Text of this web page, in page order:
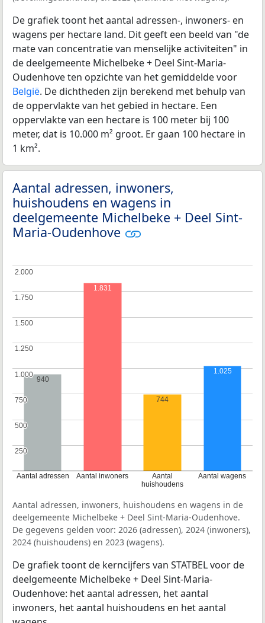
De grafiek toont het aantal adressen-, inwoners- en
wagens per hectare land. Dit geeft een beeld van "de
mate van concentratie van menselijke activiteiten" in
de deelgemeente Michelbeke + Deel Sint-Maria-
Oudenhove ten opzichte van het gemiddelde voor
België. De dichtheden zijn berekend met behulp van
de oppervlakte van het gebied in hectare. Een
oppervlakte van een hectare is 100 meter bij 100
meter, dat is 10.000 m² groot. Er gaan 100 hectare in
1 km².
Aantal adressen, inwoners,
huishoudens en wagens in
deelgemeente Michelbeke + Deel Sint-
Maria-Oudenhove
Aantal adressen Aantal inwoners
Aantal
huishoudens
Aantal wagens
250
250
500
500
750
750
1.000
1.000
1.250
1.250
1.500
1.500
1.750
1.750
2.000
2.000
940
1.831
744
1.025
Aantal adressen, inwoners, huishoudens en wagens in de
deelgemeente Michelbeke + Deel Sint-Maria-Oudenhove.
De gegevens gelden voor: 2026 (adressen), 2024 (inwoners),
2024 (huishoudens) en 2023 (wagens).
De grafiek toont de kerncijfers van STATBEL voor de
deelgemeente Michelbeke + Deel Sint-Maria-
Oudenhove: het aantal adressen, het aantal
inwoners, het aantal huishoudens en het aantal